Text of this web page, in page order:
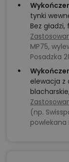
tynki
Bez
MP75,
Posadzka
elewacja z
(np.
powlekana